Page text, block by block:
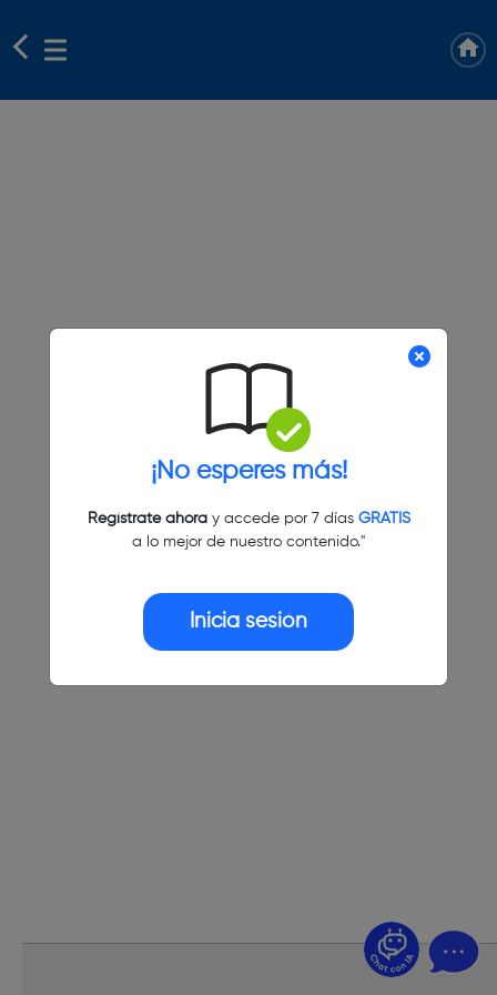
¡No esperes más!
Regístrate ahoray accede por 7 días GRATIS
a lo mejor de nuestro contenido."
Inicia sesión